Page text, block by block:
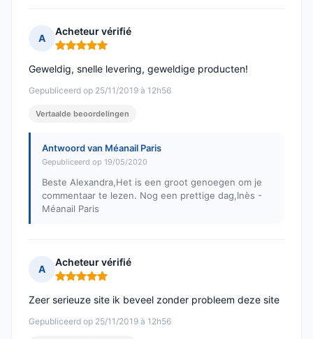
A
Acheteur vérifié
Opmerking: 5 van 5
Gepubliceerd op 25/11/2019 à 12h56
Geweldig, snelle levering, geweldige producten!
Vertaalde beoordelingen
Antwoord van Méanail Paris
Gepubliceerd op 19/05/2020
Beste Alexandra,Het is een groot genoegen om je
commentaar te lezen. Nog een prettige dag,Inès -
Méanail Paris
A
Acheteur vérifié
Opmerking: 5 van 5
Gepubliceerd op 25/11/2019 à 12h56
Zeer serieuze site ik beveel zonder probleem deze site